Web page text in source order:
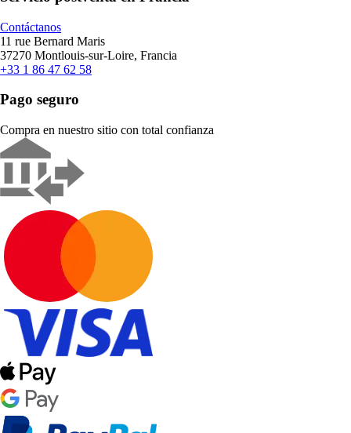
Contáctanos
11 rue Bernard Maris
37270 Montlouis-sur-Loire, Francia
+33 1 86 47 62 58
Pago seguro
Compra en nuestro sitio con total confianza